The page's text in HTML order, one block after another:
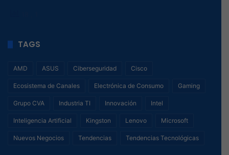
TAGS
AMD ASUS Ciberseguridad Cisco
Ecosistema de Canales Electrónica de Consumo Gaming
Grupo CVA Industria TI Innovación Intel
Inteligencia Artificial Kingston Lenovo Microsoft
Nuevos Negocios Tendencias Tendencias Tecnológicas